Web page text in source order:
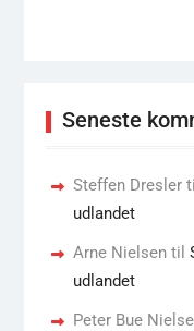
Seneste
Steffen Dreslertil
udlandet
Arne Nielsentil
udlandet
Peter Bue